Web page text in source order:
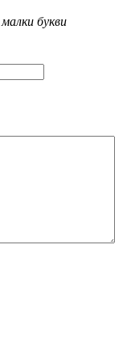
букви